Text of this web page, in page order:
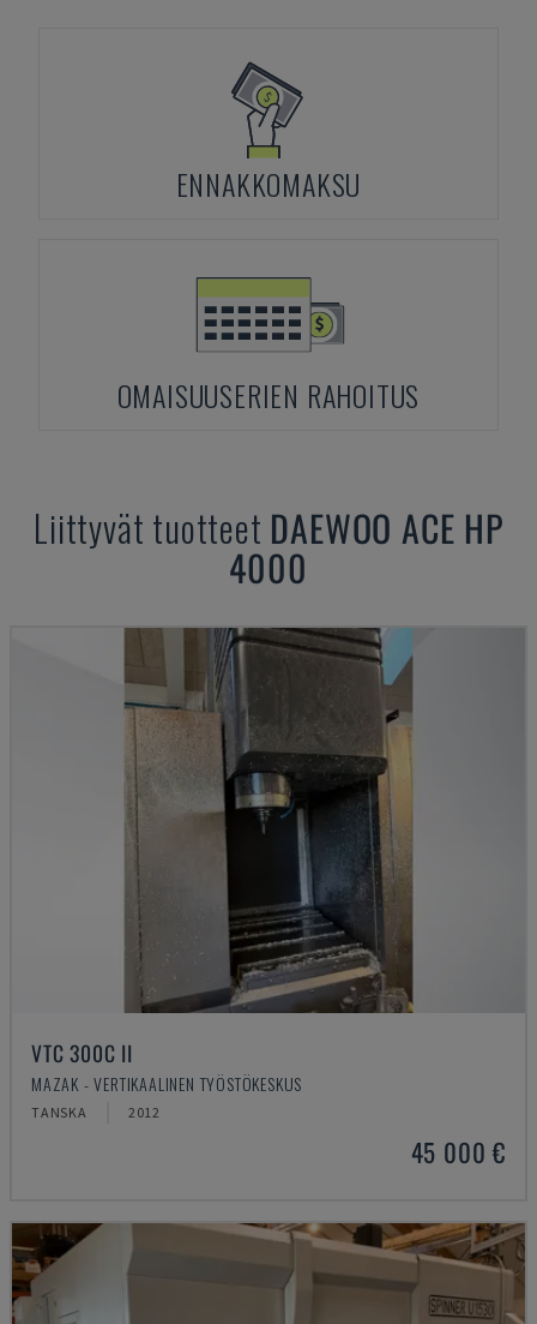
ENNAKKOMAKSU
OMAISUUSERIEN RAHOITUS
Liittyvät tuotteet DAEWOO ACE HP
4000
VTC 300C II
MAZAK - VERTIKAALINEN TYÖSTÖKESKUS
TANSKA 2012
45 000 €